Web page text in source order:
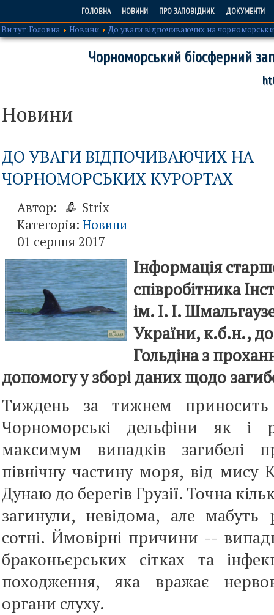
ГОЛОВНА НОВИНИ ПРО ЗАПОВІДНИК ДОКУМЕНТИ
Ви тут:Головна Новини До уваги відпочиваючих на
Чорноморський біосферний
Новини
ДО УВАГИ ВІДПОЧИВАЮЧИХ НА
ЧОРНОМОРСЬКИХ КУРОРТАХ
Автор:
Strix
Категорія: Новини
01 серпня 2017
Інформація
співробітника
ім. І. І.
України, к.б.н.,
Гольдіна з
допомогу у зборі даних щодо
Тиждень за тижнем приносить
Чорноморські дельфіни як і
максимум випадків загибелі
північну частину моря, від мису
Дунаю до берегів Грузії. Точна
загинули, невідома, але мабуть
сотні. Ймовірні причини --
браконьєрських сітках та
походження, яка вражає
органи слуху.